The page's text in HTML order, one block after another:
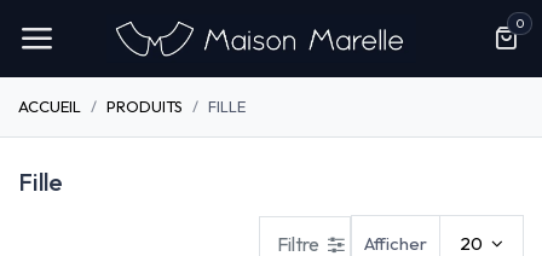
0
ACCUEIL PRODUITS FILLE
Fille
Filtre Afficher 20